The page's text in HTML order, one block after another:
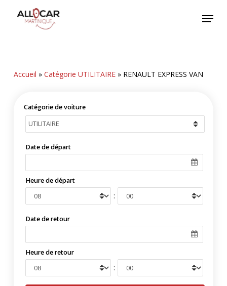
Menu
Accueil » Catégorie UTILITAIRE» RENAULT EXPRESS VAN
Catégorie de voiture
Date de départ
Heure de départ
:
Date de retour
Heure de retour
: